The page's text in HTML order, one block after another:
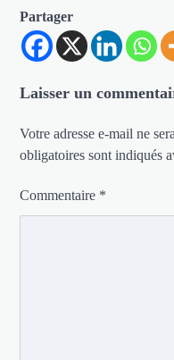
Partager
Laisser un
Votre adresse e-mail ne
obligatoires sont indiqués
Commentaire *